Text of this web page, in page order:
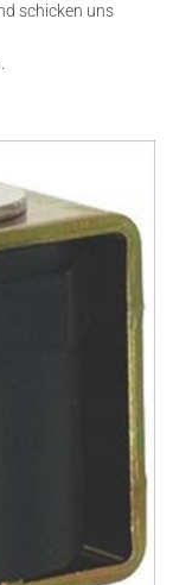
schicken uns